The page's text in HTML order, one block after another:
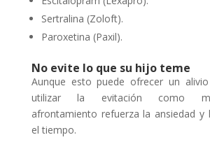
Sertralina (Zoloft).
Paroxetina (Paxil).
No evite lo que su hijo teme
Aunque esto puede ofrecer un
utilizar la evitación como
afrontamiento refuerza la ansiedad y
el tiempo.